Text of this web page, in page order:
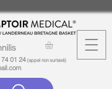
01 24 (appel non surtaxé)